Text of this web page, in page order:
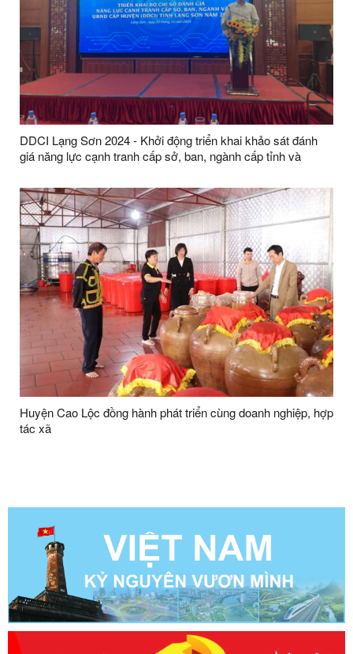
DDCI Lạng Sơn 2024 - Khởi động triển khai khảo sát đánh
giá năng lực cạnh tranh cấp sở, ban, ngành cấp tỉnh và
Huyện Cao Lộc đồng hành phát triển cùng doanh nghiệp, hợp
tác xã